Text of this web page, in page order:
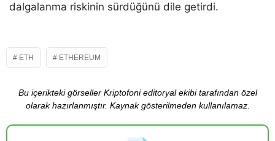
dalgalanma riskinin sürdüğünü dile getirdi.
ETH ETHEREUM
Bu içerikteki görseller Kriptofoni editoryal ekibi tarafından özel
olarak hazırlanmıştır. Kaynak gösterilmeden kullanılamaz.